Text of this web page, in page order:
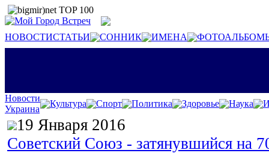
НОВОСТИСТАТЬИ СОННИК ИМЕНА
Новости
Украина
Культура Спорт Политика Здоровье Наука
19 Января 2016
Советский Союз - затянувшийся на